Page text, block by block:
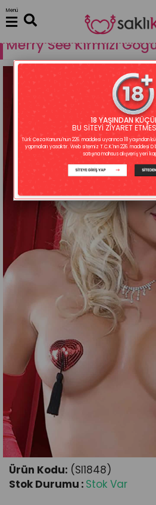
Menü
Fantezi Giyim Aksesuarlar
Merry See Kırmızı
(SI1848)
Stok Durumu : Stok Var
18 YAŞINDAN
BU SİTEYİ ZİYARET
Türk Ceza Kanunu'nun 226. maddesi uyarınca 18 yaşından
yapmaları yasaktır. Web sitemiz T.C.K.'nın 226. maddesi
satışına mahsus alışveriş yeri